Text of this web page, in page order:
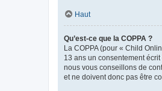
Haut
Qu’est-ce que la COPPA ?
La COPPA (pour « Child
13 ans un consentement
nous vous conseillons de
et ne doivent donc pas être